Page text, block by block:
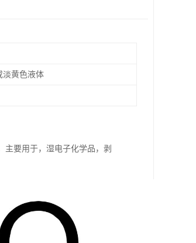
淡黄色液体
主要用于，湿电子化学品，剥